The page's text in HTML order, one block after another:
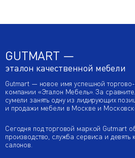
GUTMART —
эталон качественной мебели
Gutmart — новое имя успешной
компании «Эталон Мебель». За
сумели занять одну из лидирующих
и продажи мебели в Москве и
Сегодня под торговой маркой Gutmart
производство, служба сервиса и девять
салонов.